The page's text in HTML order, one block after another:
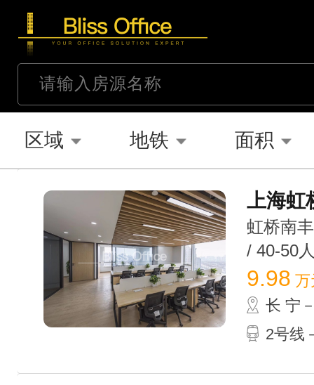
区域 地铁 面积
上海虹
虹桥南
/ 40-50
9.98 万
长 宁
2号线